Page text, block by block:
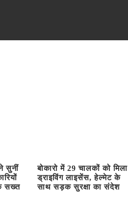
सुनीं
सख्त
बोकारो में 29 चालकों को मिला
ड्राइविंग लाइसेंस, हेल्मेट के
साथ सड़क सुरक्षा का संदेश